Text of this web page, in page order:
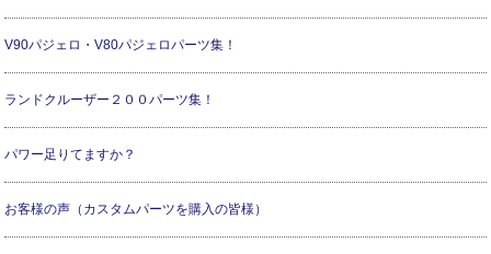
V90パジェロ・V80パジェロパーツ集！
ランドクルーザー２００パーツ集！
パワー足りてますか？
お客様の声（カスタムパーツを購入の皆様）